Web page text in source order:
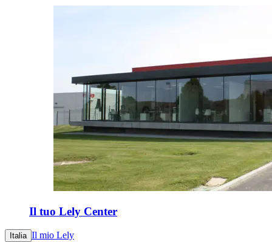
Il tuo Lely Center
Italia Il mio Lely